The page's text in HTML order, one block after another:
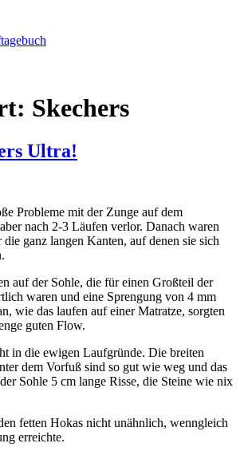
Skechers
Ultra!
Probleme mit der Zunge auf dem
nach 2-3 Läufen verlor. Danach waren
die ganz langen Kanten, auf denen sie sich
auf der Sohle, die für einen Großteil der
waren und eine Sprengung von 4 mm
wie das laufen auf einer Matratze, sorgten
guten Flow.
in die ewigen Laufgründe. Die breiten
dem Vorfuß sind so gut wie weg und das
Sohle 5 cm lange Risse, die Steine wie nix
fetten Hokas nicht unähnlich, wenngleich
erreichte.